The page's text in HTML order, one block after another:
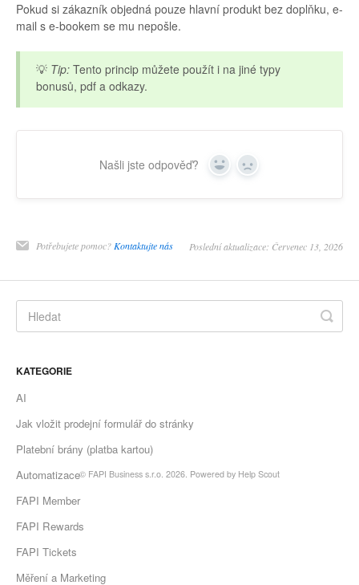
Pokud si zákazník objedná pouze hlavní produkt bez doplňku, e-
mail s e-bookem se mu nepošle.
💡 Tip: Tento princip můžete použít i na jiné typy
bonusů, pdf a odkazy.
Našli jste odpověď? Yes No
Potřebujete pomoc? Kontaktujte nás Poslední aktualizace: Červenec 13, 2026
KATEGORIE
AI
Jak vložit prodejní formulář do stránky
Platební brány (platba kartou)
Automatizace
FAPI Member
FAPI Rewards
FAPI Tickets
Měření a Marketing
© FAPI Business s.r.o. 2026. Powered by Help Scout